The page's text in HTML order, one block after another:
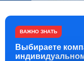
ВАЖНО ЗНАТЬ
Выбираете